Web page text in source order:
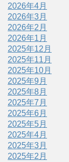
2026年4月
2026年3月
2026年2月
2026年1月
2025年12月
2025年11月
2025年10月
2025年9月
2025年8月
2025年7月
2025年6月
2025年5月
2025年4月
2025年3月
2025年2月